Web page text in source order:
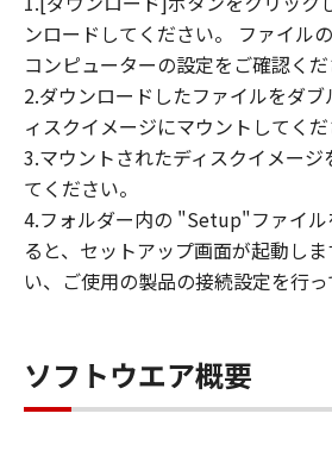
ンロードしてください。 ファイル
コンピューターの設定をご確認くだ
2.ダウンロードしたファイルをダ
ィスクイメージにマウントしてくだ
3.マウントされたディスクイメージ
てください。
4.フォルダー内の "Setup"ファイル
ると、セットアップ画面が起動し
い、ご使用の製品の接続設定を行っ
ソフトウエア概要